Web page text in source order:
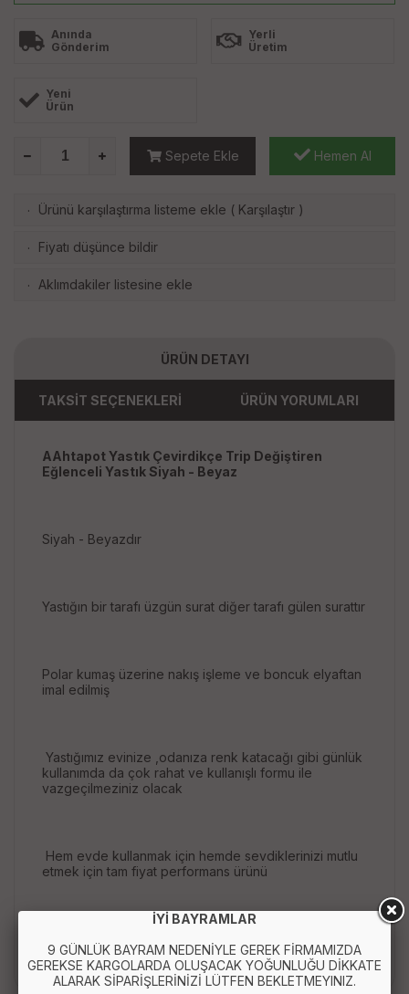
Anında
Gönderim
Yerli
Üretim
Yeni
Ürün
Sepete Ekle Hemen Al
· Ürünü karşılaştırma listeme ekle ( Karşılaştır )
· Fiyatı düşünce bildir
· Aklımdakiler listesine ekle
ÜRÜN DETAYI
TAKSİT SEÇENEKLERİ ÜRÜN YORUMLARI
AAhtapot Yastık Çevirdikçe Trip Değiştiren
Eğlenceli Yastık Siyah - Beyaz
Siyah - Beyazdır
Yastığın bir tarafı üzgün surat diğer tarafı gülen surattır
Polar kumaş üzerine nakış işleme ve boncuk elyaftan
imal edilmiş
Yastığımız evinize ,odanıza renk katacağı gibi günlük
kullanımda da çok rahat ve kullanışlı formu ile
vazgeçilmeziniz olacak
Hem evde kullanmak için hemde sevdiklerinizi mutlu
etmek için tam fiyat performans ürünü
İYİ BAYRAMLAR
9 GÜNLÜK BAYRAM NEDENİYLE GEREK FİRMAMIZDA
GEREKSE KARGOLARDA OLUŞACAK YOĞUNLUĞU DİKKATE
ALARAK SİPARİŞLERİNİZİ LÜTFEN BEKLETMEYINIZ.